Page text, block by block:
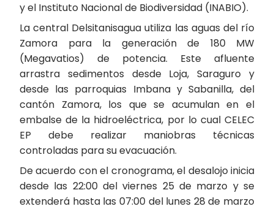
y el Instituto Nacional de Biodiversidad (INABIO).
La central Delsitanisagua utiliza las aguas del río
Zamora para la generación de 180 MW
(Megavatios) de potencia. Este afluente
arrastra sedimentos desde Loja, Saraguro y
desde las parroquias Imbana y Sabanilla, del
cantón Zamora, los que se acumulan en el
embalse de la hidroeléctrica, por lo cual CELEC
EP debe realizar maniobras técnicas
controladas para su evacuación.
De acuerdo con el cronograma, el desalojo inicia
desde las 22:00 del viernes 25 de marzo y se
extenderá hasta las 07:00 del lunes 28 de marzo